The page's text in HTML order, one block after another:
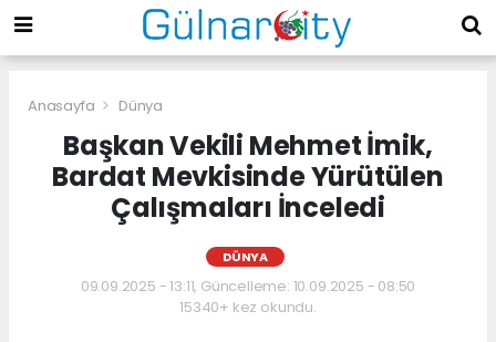
Anasayfa Dünya
Başkan Vekili Mehmet İmik,
Bardat Mevkisinde Yürütülen
Çalışmaları İnceledi
DÜNYA
09.09.2025 - 13:11, Güncelleme: 10.09.2025 - 08:50
15340+ kez okundu.